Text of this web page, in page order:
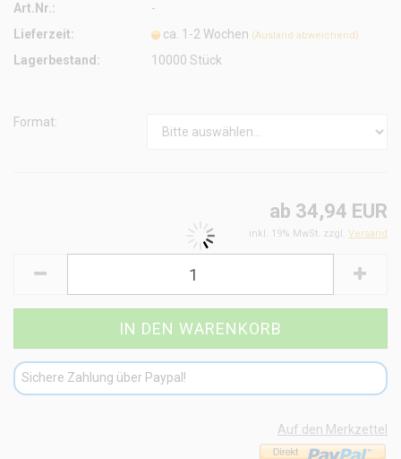
Art.Nr.:
-
Lieferzeit:
ca. 1-2 Wochen (Ausland abweichend)
Lagerbestand: 10000Stück
Format:
ab 34,94 EUR
inkl. 19% MwSt. zzgl. Versand
Sichere Zahlung über Paypal!
Auf den Merkzettel